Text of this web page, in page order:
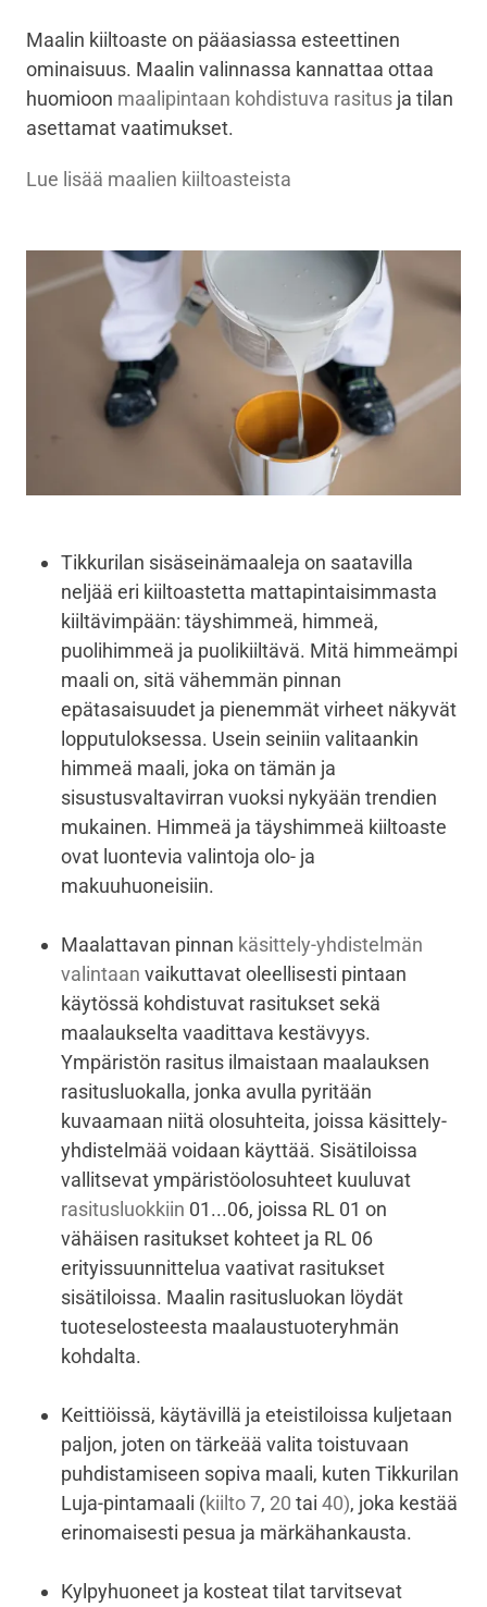
Maalin kiiltoaste on pääasiassa esteettinen
ominaisuus. Maalin valinnassa kannattaa ottaa
huomioon maalipintaan kohdistuva rasitus ja tilan
asettamat vaatimukset.
Lue lisää maalien kiiltoasteista
Tikkurilan sisäseinämaaleja on saatavilla
neljää eri kiiltoastetta mattapintaisimmasta
kiiltävimpään: täyshimmeä, himmeä,
puolihimmeä ja puolikiiltävä. Mitä himmeämpi
maali on, sitä vähemmän pinnan
epätasaisuudet ja pienemmät virheet näkyvät
lopputuloksessa. Usein seiniin valitaankin
himmeä maali, joka on tämän ja
sisustusvaltavirran vuoksi nykyään trendien
mukainen. Himmeä ja täyshimmeä kiiltoaste
ovat luontevia valintoja olo- ja
makuuhuoneisiin.
Maalattavan pinnan käsittely-yhdistelmän
valintaan vaikuttavat oleellisesti pintaan
käytössä kohdistuvat rasitukset sekä
maalaukselta vaadittava kestävyys.
Ympäristön rasitus ilmaistaan maalauksen
rasitusluokalla, jonka avulla pyritään
kuvaamaan niitä olosuhteita, joissa käsittely-
yhdistelmää voidaan käyttää. Sisätiloissa
vallitsevat ympäristöolosuhteet kuuluvat
rasitusluokkiin 01...06, joissa RL 01 on
vähäisen rasitukset kohteet ja RL 06
erityissuunnittelua vaativat rasitukset
sisätiloissa. Maalin rasitusluokan löydät
tuoteselosteesta maalaustuoteryhmän
kohdalta.
Keittiöissä, käytävillä ja eteistiloissa kuljetaan
paljon, joten on tärkeää valita toistuvaan
puhdistamiseen sopiva maali, kuten Tikkurilan
Luja-pintamaali (kiilto 7, 20 tai 40), joka kestää
erinomaisesti pesua ja märkähankausta.
Kylpyhuoneet ja kosteat tilat tarvitsevat